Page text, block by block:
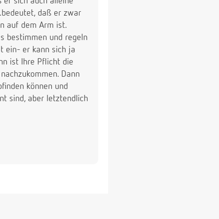
daß er zwar
auf dem Arm ist.
bestimmen und regeln
ein- er kann sich ja
ist Ihre Pflicht die
Dann
können und
sind, aber letztendlich